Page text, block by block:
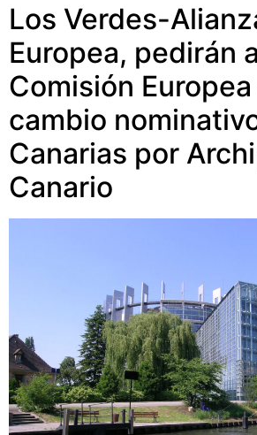
Los Verdes-
Europea, pedirán
Comisión Europea
cambio
Canarias por
Canario